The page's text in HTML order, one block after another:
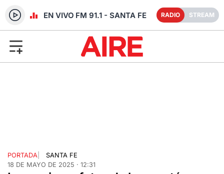
RADIO EN VIVO FM 91.1 - SANTA FE RADIO STREAM
PORTADA
SANTA FE
18 DE MAYO DE 2025 · 12:31